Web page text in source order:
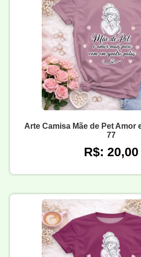
Arte Camisa Mãe de Pet Amor
77
R$: 20,00